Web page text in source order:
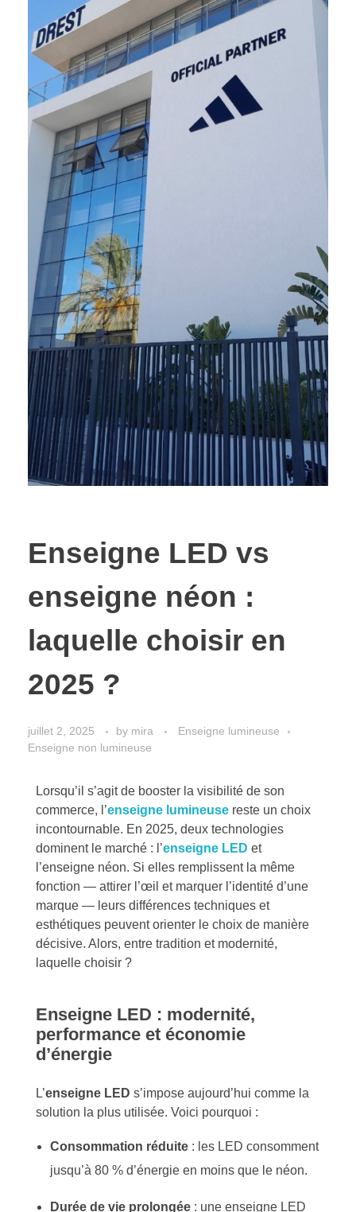
Enseigne LED vs
enseigne néon :
laquelle choisir en
2025 ?
juillet 2, 2025 by mira
Enseigne lumineuse
Enseigne non lumineuse
Lorsqu’il s’agit de booster la visibilité de son
commerce, l’enseigne lumineuse reste un choix
incontournable. En 2025, deux technologies
dominent le marché : l’enseigne LED et
l’enseigne néon. Si elles remplissent la même
fonction — attirer l’œil et marquer l’identité d’une
marque — leurs différences techniques et
esthétiques peuvent orienter le choix de manière
décisive. Alors, entre tradition et modernité,
laquelle choisir ?
Enseigne LED : modernité,
performance et économie
d’énergie
L’enseigne LED s’impose aujourd’hui comme la
solution la plus utilisée. Voici pourquoi :
Consommation réduite: les LED consomment
jusqu’à 80 % d’énergie en moins que le néon.
Durée de vie prolongée: une enseigne LED